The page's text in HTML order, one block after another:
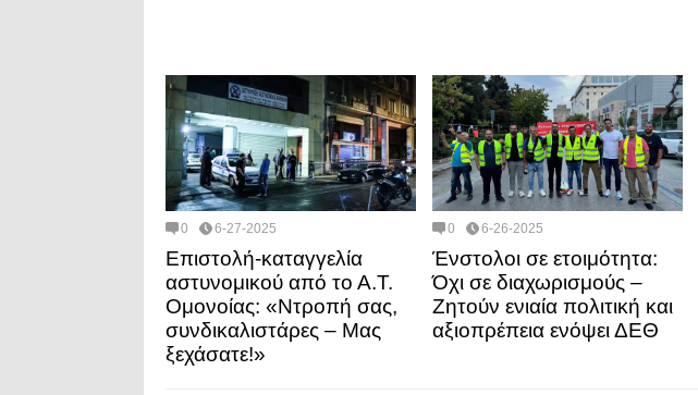
0 6-27-2025
Επιστολή-καταγγελία
αστυνομικού από το Α.Τ.
Ομονοίας: «Ντροπή σας,
συνδικαλιστάρες – Μας
ξεχάσατε!»
0 6-26-2025
Ένστολοι σε ετοιμότητα:
Όχι σε διαχωρισμούς –
Ζητούν ενιαία πολιτική και
αξιοπρέπεια ενόψει ΔΕΘ